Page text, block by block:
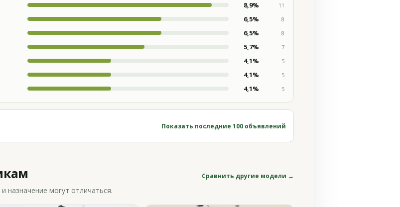
8,9%
11
6,5%
8
6,5%
8
5,7%
7
4,1%
5
4,1%
5
4,1% 5
Показать последние 100 объявлений
Сравнить другие модели →
назначение могут отличаться.